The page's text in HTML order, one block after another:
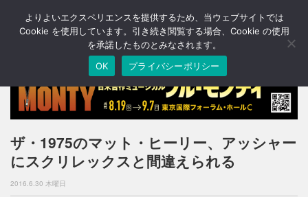
T
o
n
a
v
ザ・1975のマット・ヒーリー、アッシャー
にスクリレックスと間違えられる
2016.6.30 木曜日
よりよいエクスペリエンスを提供するため、当ウェブサイトでは
Cookie を使用しています。引き続き閲覧する場合、Cookie の使用
を承諾したものとみなされます。
OK
プライバシーポリシー